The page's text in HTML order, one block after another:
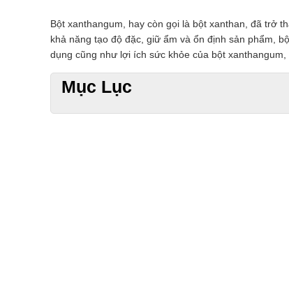
Bột xanthangum, hay còn gọi là bột xanthan, đã trở
khả năng tạo độ đặc, giữ ẩm và ổn định sản phẩm,
dụng cũng như lợi ích sức khỏe của bột
Mục Lục